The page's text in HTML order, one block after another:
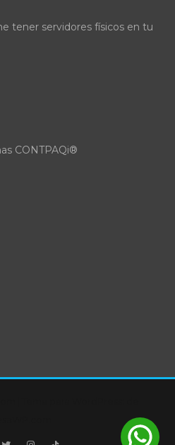
tener servidores físicos en tu
CONTPAQi®